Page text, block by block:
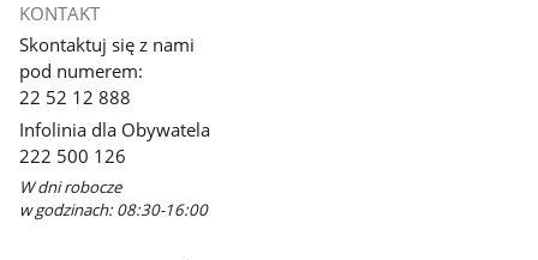
KONTAKT
Skontaktuj się z nami
pod numerem:
22 52 12 888
Infolinia dla Obywatela
222 500 126
W dni robocze
w godzinach: 08:30-16:00